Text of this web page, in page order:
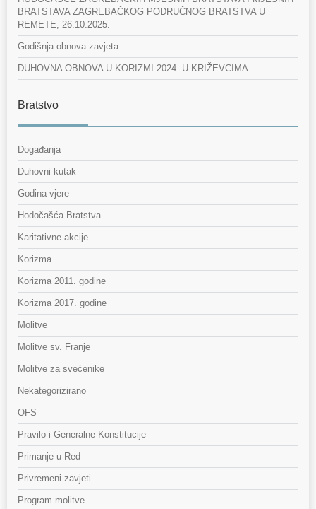
BRATSTAVA ZAGREBAČKOG PODRUČNOG BRATSTVA U
REMETE, 26.10.2025.
Godišnja obnova zavjeta
DUHOVNA OBNOVA U KORIZMI 2024. U KRIŽEVCIMA
Bratstvo
Događanja
Duhovni kutak
Godina vjere
Hodočašća Bratstva
Karitativne akcije
Korizma
Korizma 2011. godine
Korizma 2017. godine
Molitve
Molitve sv. Franje
Molitve za svećenike
Nekategorizirano
OFS
Pravilo i Generalne Konstitucije
Primanje u Red
Privremeni zavjeti
Program molitve